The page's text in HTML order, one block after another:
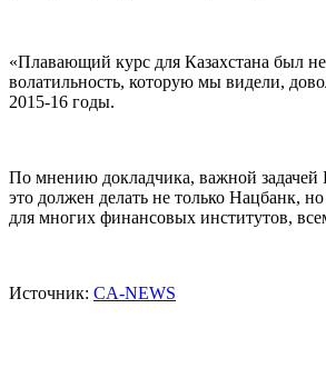
«Плавающий курс для Казахстана был
волатильность, которую мы видели,
2015-16 годы.
По мнению докладчика, важной задачей
это должен делать не только Нацбанк,
для многих финансовых институтов,
Источник: CA-NEWS